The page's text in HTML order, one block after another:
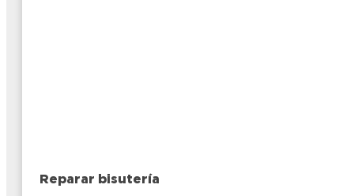
Reparar bisutería